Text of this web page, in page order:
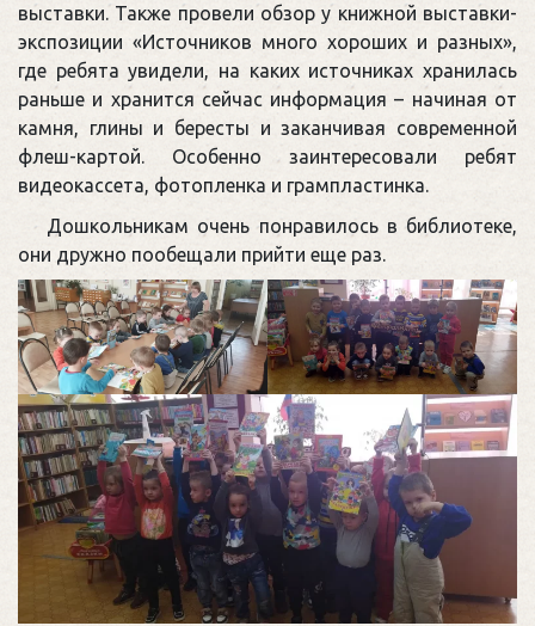
выставки. Также провели обзор у книжной выставки-
экспозиции «Источников много хороших и разных»,
где ребята увидели, на каких источниках хранилась
раньше и хранится сейчас информация – начиная от
камня, глины и бересты и заканчивая современной
флеш-картой. Особенно заинтересовали ребят
видеокассета, фотопленка и грампластинка.
Дошкольникам очень понравилось в библиотеке,
они дружно пообещали прийти еще раз.